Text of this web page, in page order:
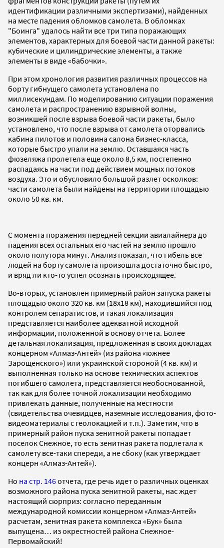
идентификации различными экспертизами), найденных
на месте падения обломков самолета. В обломках
"Боинга" удалось найти все три типа поражающих
элементов, характерных для боевой части данной ракеты:
кубические и цилиндрические элементы, а также
элементы в виде «бабочки».
При этом хронология развития различных процессов на
борту гибнущего самолета установлена по
миллисекундам. По моделированию ситуации поражения
самолета и распространению взрывной волны,
возникшей после взрыва боевой части ракеты, было
установлено, что после взрыва от самолета оторвались
кабина пилотов и половина салона бизнес-класса,
которые быстро упали на землю. Оставшаяся часть
фюзеляжа пролетела еще около 8,5 км, постепенно
распадаясь на части под действием мощных потоков
воздуха. Это и обусловило большой разлет осколков:
части самолета были найдены на территории площадью
около 50 кв. км.
С момента поражения передней секции авиалайнера до
падения всех остальных его частей на землю прошло
около полутора минут. Анализ показал, что гибель все
людей на борту самолета произошла достаточно быстро,
и вряд ли кто-то успел осознать происходящее.
Во-вторых, установлен примерный район запуска ракеты
площадью около 320 кв. км (18х18 км), находившийся под
контролем сепаратистов, и такая локализация
представляется наиболее адекватной исходной
информации, положенной в основу отчета. Более
детальная локализация, предложенная в своих докладах
концерном «Алмаз-Антей» (из района «южнее
Зарощенского») или украинской стороной (4 кв. км) и
выполненная только на основе технических аспектов
погибшего самолета, представляется необоснованной,
так как для более точной локализации необходимо
привлекать данные, полученные на местности
(свидетельства очевидцев, наземные исследования, фото-
видеоматериалы с геолокацией и т.п.). Заметим, что в
примерный район пуска зенитной ракеты попадает
поселок Снежное, то есть зенитная ракета подлетала к
самолету все-таки спереди, а не сбоку (как утверждает
концерн «Алмаз-Антей»).
Но на стр. 146отчета, где речь идет о различных оценках
возможного района пуска зенитной ракеты, нас ждет
настоящий сюрприз: согласно переданным
международной комиссии концерном «Алмаз-Антей»
расчетам, зенитная ракета комплекса «Бук» была
выпущена… из окрестностей района Снежное-
Первомайский!